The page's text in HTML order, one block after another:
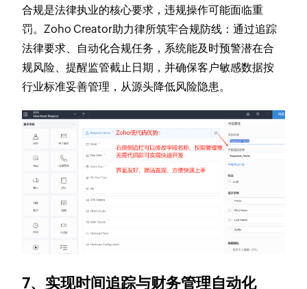
合规是法律执业的核心要求，违规操作可能面临重
罚。Zoho Creator助力律所筑牢合规防线：通过追踪
法律要求、自动化合规任务，系统能及时预警潜在合
规风险、提醒监管截止日期，并确保客户敏感数据按
行业标准妥善管理，从源头降低风险隐患。
7、实现时间追踪与财务管理自动化